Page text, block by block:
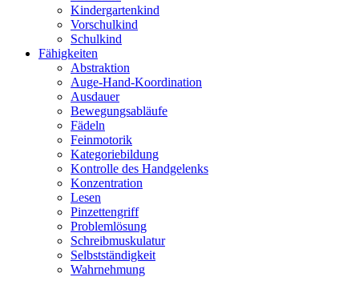
Kindergartenkind
Vorschulkind
Schulkind
Fähigkeiten
Abstraktion
Auge-Hand-Koordination
Ausdauer
Bewegungsabläufe
Fädeln
Feinmotorik
Kategoriebildung
Kontrolle des Handgelenks
Konzentration
Lesen
Pinzettengriff
Problemlösung
Schreibmuskulatur
Selbstständigkeit
Wahrnehmung